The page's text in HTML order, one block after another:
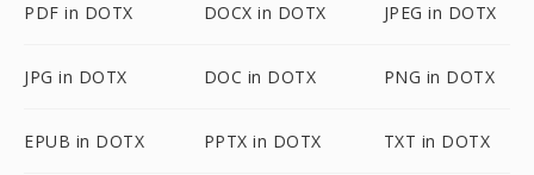
PDF in DOTX DOCX in DOTX JPEG in DOTX
JPG in DOTX DOC in DOTX PNG in DOTX
EPUB in DOTX PPTX in DOTX TXT in DOTX